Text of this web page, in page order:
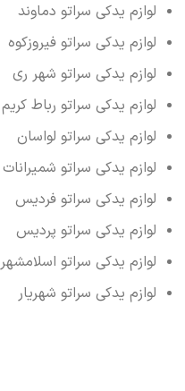
لوازم یدکی سراتو دماوند
لوازم یدکی سراتو فیروزکوه
لوازم یدکی سراتو شهر ری
لوازم یدکی سراتو رباط کریم
لوازم یدکی سراتو لواسان
لوازم یدکی سراتو شمیرانات
لوازم یدکی سراتو فردیس
لوازم یدکی سراتو پردیس
لوازم یدکی سراتو اسلامشهر
لوازم یدکی سراتو شهریار